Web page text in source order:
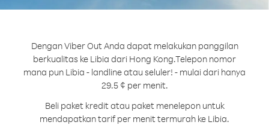
Dengan Viber Out Anda dapat melakukan panggilan
berkualitas ke Libia dari Hong Kong.Telepon nomor
mana pun Libia - landline atau seluler! - mulai dari hanya
29.5 ¢ per menit.
Beli paket kredit atau paket menelepon untuk
mendapatkan tarif per menit termurah ke Libia.